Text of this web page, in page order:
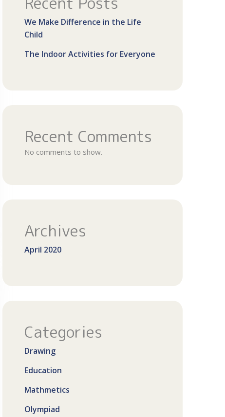
We Make Difference in the Life
Child
The Indoor Activities for Everyone
Recent Comments
No comments to show.
Archives
April 2020
Categories
Drawing
Education
Mathmetics
Olympiad